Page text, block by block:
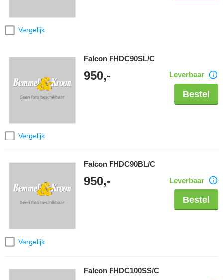
Vergelijk
Vergelijk
Falcon FHDC90SL/C
950,- Leverbaar
Bestel
Vergelijk
Falcon FHDC90BL/C
950,- Leverbaar
Bestel
Falcon FHDC100SS/C